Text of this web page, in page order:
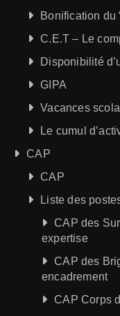
Bonification du
C.E.T – Le
Disponibilité
GIPA
Vacances
Le cumul
CAP
CAP
Liste des
CAP des
expertise
CAP des
encadrement
CAP Corps